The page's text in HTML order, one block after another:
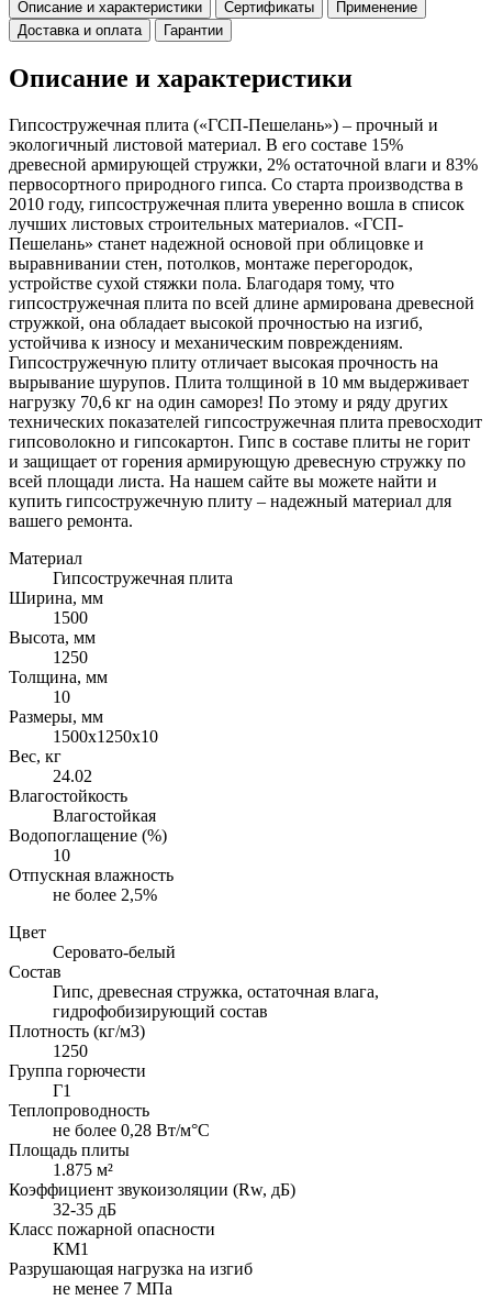
Описание и характеристики Сертификаты
Применение
Доставка и оплата
Гарантии
Описание и характеристики
Гипсостружечная плита («ГСП-Пешелань») – прочный и
экологичный листовой материал. В его составе 15%
древесной армирующей стружки, 2% остаточной влаги и 83%
первосортного природного гипса. Со старта производства в
2010 году, гипсостружечная плита уверенно вошла в список
лучших листовых строительных материалов. «ГСП-
Пешелань» станет надежной основой при облицовке и
выравнивании стен, потолков, монтаже перегородок,
устройстве сухой стяжки пола. Благодаря тому, что
гипсостружечная плита по всей длине армирована древесной
стружкой, она обладает высокой прочностью на изгиб,
устойчива к износу и механическим повреждениям.
Гипсостружечную плиту отличает высокая прочность на
вырывание шурупов. Плита толщиной в 10 мм выдерживает
нагрузку 70,6 кг на один саморез! По этому и ряду других
технических показателей гипсостружечная плита превосходит
гипсоволокно и гипсокартон. Гипс в составе плиты не горит
и защищает от горения армирующую древесную стружку по
всей площади листа. На нашем сайте вы можете найти и
купить гипсостружечную плиту – надежный материал для
вашего ремонта.
Материал
Гипсостружечная плита
Ширина, мм
1500
Высота, мм
1250
Толщина, мм
10
Размеры, мм
1500х1250х10
Вес, кг
24.02
Влагостойкость
Влагостойкая
Водопоглащение (%)
10
Отпускная влажность
не более 2,5%
Цвет
Серовато-белый
Состав
Гипс, древесная стружка, остаточная влага,
гидрофобизирующий состав
Плотность (кг/м3)
1250
Группа горючести
Г1
Теплопроводность
не более 0,28 Вт/м°С
Площадь плиты
1.875 м²
Коэффициент звукоизоляции (Rw, дБ)
32-35 дБ
Класс пожарной опасности
КМ1
Разрушающая нагрузка на изгиб
не менее 7 МПа